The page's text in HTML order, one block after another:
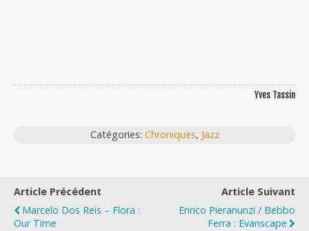
Yves Tassin
Catégories: Chroniques, Jazz
Article Précédent
Marcelo Dos Reis – Flora :
Our Time
Article Suivant
Enrico Pieranunzi / Bebbo
Ferra : Evanscape